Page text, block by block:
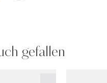
gefallen